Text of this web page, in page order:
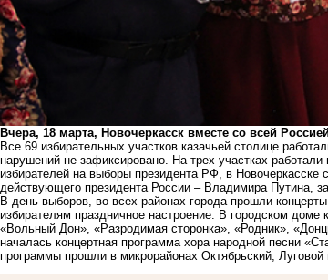
Вчера, 18 марта, Новочеркасск вместе со всей
Все 69 избирательных участков казачьей столице
нарушений не зафиксировано. На трех участках
избирателей на выборы президента РФ, в
действующего президента России – Владимира Путина,
В день выборов, во всех районах города прошли
избирателям праздничное настроение. В городском доме
«Вольный Дон», «Разродимая сторонка», «Родник»,
началась концертная программа хора народной песни
программы прошли в микрорайонах Октябрьский, Луговой